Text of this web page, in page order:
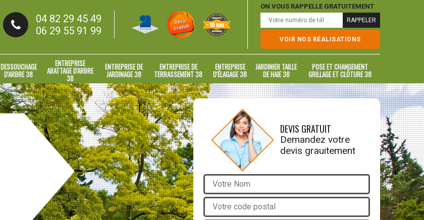
04 82 29 45 49
06 29 55 91 99
ON VOUS RAPPELLE GRATUITEMENT
VOIR NOS RÉALISATIONS
DESSOUCHAGE
D'ARBRE 38
ENTREPRISE
ABATTAGE D'ARBRE
38
ENTREPRISE DE
JARDINAGE 38
ENTREPRISE DE
TERRASSEMENT 38
ENTREPRISE
D'ÉLAGAGE 38
JARDINIER TAILLE
DE HAIE 38
POSE ET CHANGEMENT
GRILLAGE ET CLÔTURE 38
DEVIS GRATUIT
Demandez votre
devis grauitement